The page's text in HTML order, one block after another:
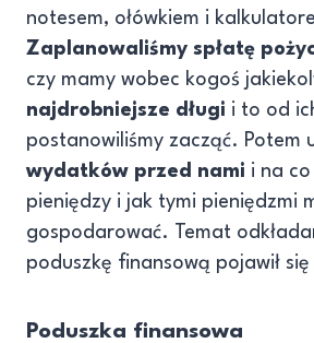
notesem, ołówkiem i
Zaplanowaliśmy spłatę
czy mamy wobec kogoś
najdrobniejsze długi i to od
postanowiliśmy zacząć. Potem
wydatków przed nami i na
pieniędzy i jak tymi pieniędzmi
gospodarować. Temat
poduszkę finansową pojawił
Poduszka finansowa